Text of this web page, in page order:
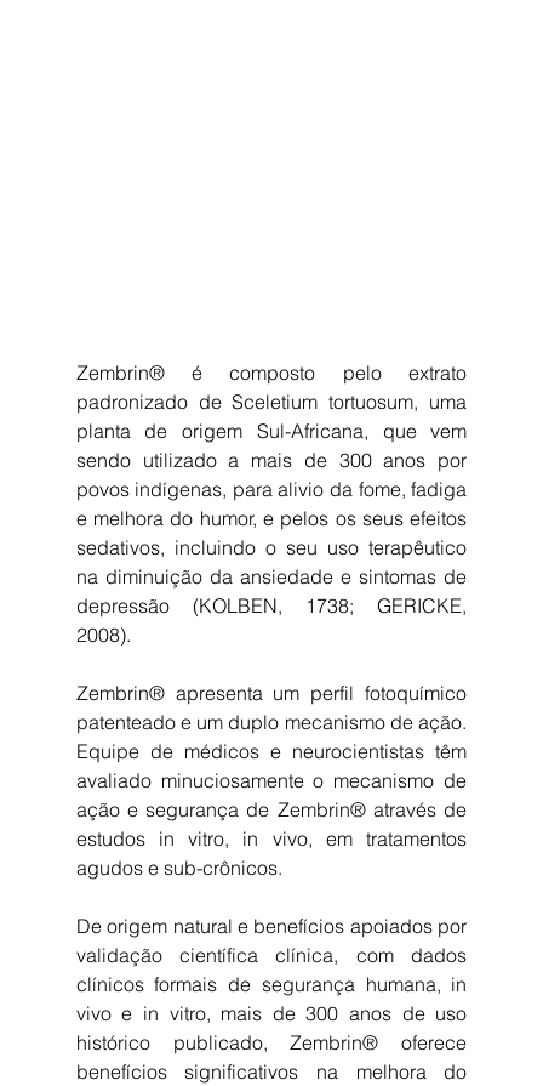
Zembrin® é composto pelo extrato
padronizado de Sceletium tortuosum, uma
planta de origem Sul-Africana, que vem
sendo utilizado a mais de 300 anos por
povos indígenas, para alivio da fome, fadiga
e melhora do humor, e pelos os seus efeitos
sedativos, incluindo o seu uso terapêutico
na diminuição da ansiedade e sintomas de
depressão (KOLBEN, 1738; GERICKE,
2008).
Zembrin® apresenta um perfil fotoquímico
patenteado e um duplo mecanismo de ação.
Equipe de médicos e neurocientistas têm
avaliado minuciosamente o mecanismo de
ação e segurança de Zembrin® através de
estudos in vitro, in vivo, em tratamentos
agudos e sub-crônicos.
De origem natural e benefícios apoiados por
validação científica clínica, com dados
clínicos formais de segurança humana, in
vivo e in vitro, mais de 300 anos de uso
histórico publicado, Zembrin® oferece
benefícios significativos na melhora do